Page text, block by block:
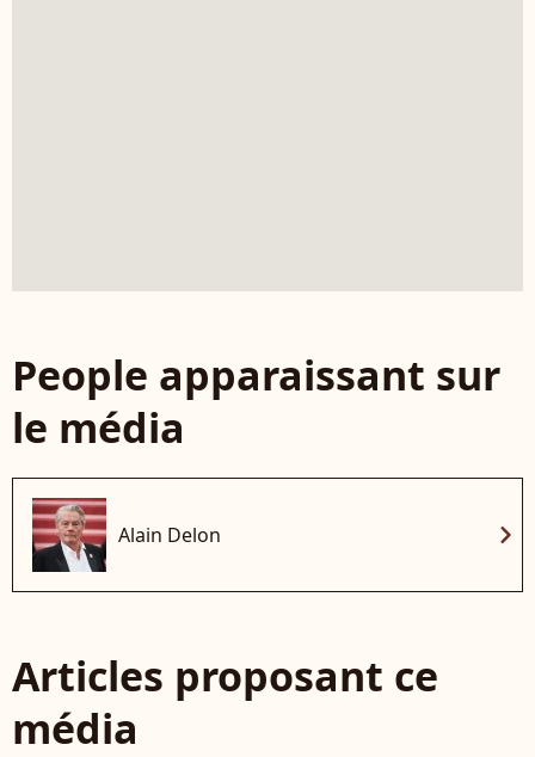
People apparaissant sur
le média
Alain Delon chevron_right
Articles proposant ce
média